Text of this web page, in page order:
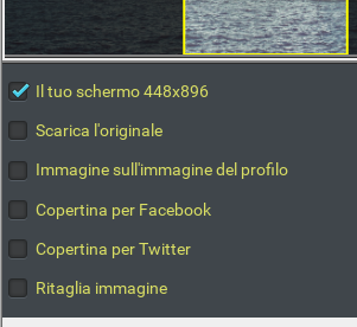
Il tuo schermo 448x896
Scarica l'originale
Immagine sull'immagine del profilo
Copertina per Facebook
Copertina per Twitter
Ritaglia immagine